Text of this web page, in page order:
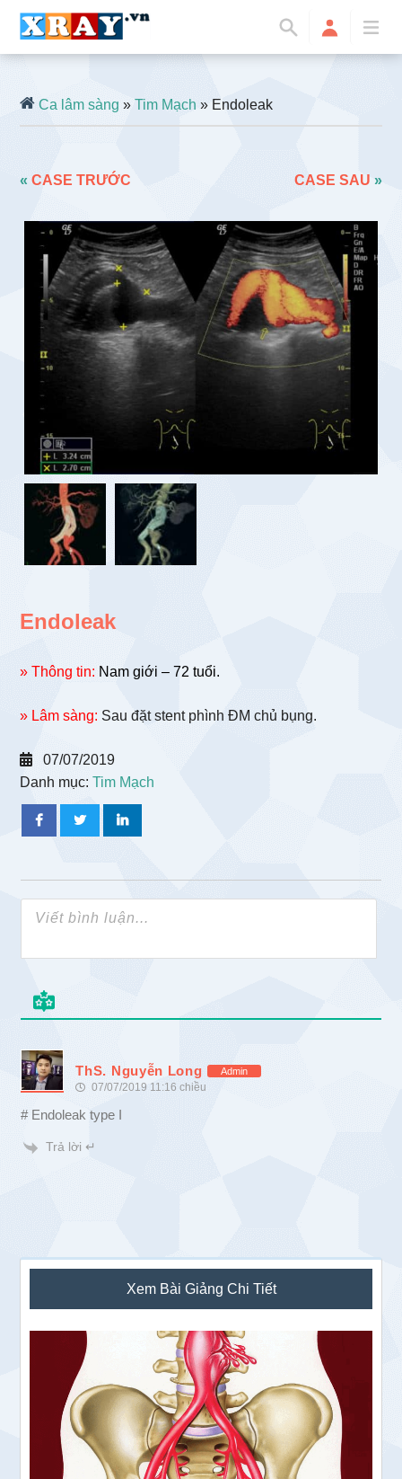
Ca lâm sàng »Tim Mạch » Endoleak
«CASE TRƯỚC CASE SAU »
Endoleak
» Thông tin: Nam giới – 72 tuổi.
» Lâm sàng: Sau đặt stent phình ĐM chủ bụng.
07/07/2019
Danh mục:Tim Mạch
ThS. Nguyễn Long Admin
07/07/2019 11:16 chiều
# Endoleak type I
Trả lời ↵
Sidebar
chính
Xem Bài Giảng Chi Tiết